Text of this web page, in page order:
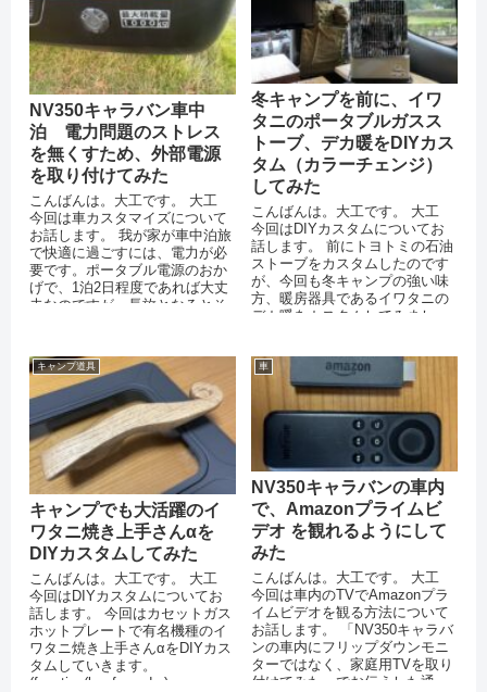
NV350キャラバン車中
泊 電力問題のストレス
を無くすため、外部電源
を取り付けてみた
こんばんは。大工です。 大工
今回は車カスタマイズについて
お話します。 我が家が車中泊旅
で快適に過ごすには、電力が必
要です。ポータブル電源のおか
げで、1泊2日程度であれば大丈
夫なのですが、長旅となるとそ
冬キャンプを前に、イワ
タニのポータブルガスス
トーブ、デカ暖をDIYカス
タム（カラーチェンジ）
してみた
こんばんは。大工です。 大工
今回はDIYカスタムについてお
話します。 前にトヨトミの石油
ストーブをカスタムしたのです
が、今回も冬キャンプの強い味
方、暖房器具であるイワタニの
デカ暖をカスタムしてみまし
キャンプ道具
キャンプでも大活躍のイ
ワタニ焼き上手さんαを
DIYカスタムしてみた
こんばんは。大工です。 大工
今回はDIYカスタムについてお
話します。 今回はカセットガス
ホットプレートで有名機種のイ
ワタニ焼き上手さんαをDIYカス
タムしていきます。
(function(b,c,f,g,a,d,e)...
車
NV350キャラバンの車内
で、Amazonプライムビ
デオ を観れるようにして
みた
こんばんは。大工です。 大工
今回は車内のTVでAmazonプラ
イムビデオを観る方法について
お話します。 「NV350キャラバ
ンの車内にフリップダウンモニ
ターではなく、家庭用TVを取り
付けてみた」でお伝えした通